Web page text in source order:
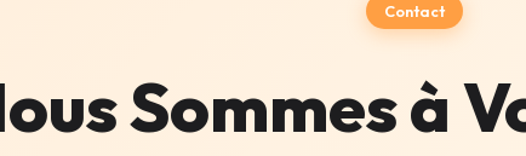
Contact
Sommes à